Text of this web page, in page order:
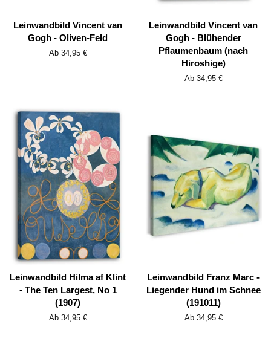
Leinwandbild Vincent van
Gogh - Oliven-Feld
Ab 34,95 €
Leinwandbild Vincent van
Gogh - Blühender
Pflaumenbaum (nach
Hiroshige)
Ab 34,95 €
Leinwandbild Hilma af Klint
- The Ten Largest, No 1
(1907)
Ab 34,95 €
Leinwandbild Franz Marc -
Liegender Hund im Schnee
(191011)
Ab 34,95 €